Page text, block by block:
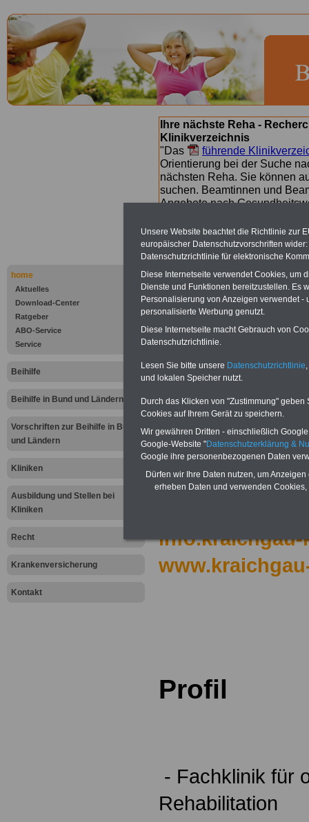
home
Aktuelles
Download-Center
Ratgeber
ABO-Service
Service
Beihilfe
Beihilfe in Bund und Ländern
Vorschriften zur Beihilfe in Bund
und Ländern
Kliniken
Ausbildung und Stellen bei
Kliniken
Recht
Krankenversicherung
Kontakt
Ihre nächste Reha -
Klinikverzeichnis
"Das
führende
Orientierung bei der Suche
nächsten Reha. Sie können
suchen. Beamtinnen und
Angebote nach
Bad
MediClin
Kraichgau-Klinik
Fritz-Hagner-
Promenade 15
74906 Bad
Rappenau
Tel.: 0 72 64 /
Profil
- Fachklinik für
Rehabilitation
Unsere Website beachtet die Richtlinie zur
europäischer Datenschutzvorschriften
Datenschutzrichtlinie für elektronische
Diese Internetseite verwendet Cookies, um
Dienste und Funktionen bereitzustellen. Es
Personalisierung von Anzeigen verwendet
personalisierte Werbung genutzt.
Diese Internetseite macht Gebrauch von
Datenschutzrichtlinie.
Lesen Sie bitte unsere Datenschutzrichtlinie
und lokalen Speicher nutzt.
Durch das Klicken von "Zustimmung"
Cookies auf Ihrem Gerät zu speichern.
Wir gewähren Dritten - einschließlich
Google-Website "Datenschutzerklärung &
Google ihre personenbezogenen Daten
Dürfen wir Ihre Daten nutzen, um
erheben Daten und verwenden